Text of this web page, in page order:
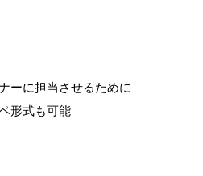
ーに担当させるために
形式も可能